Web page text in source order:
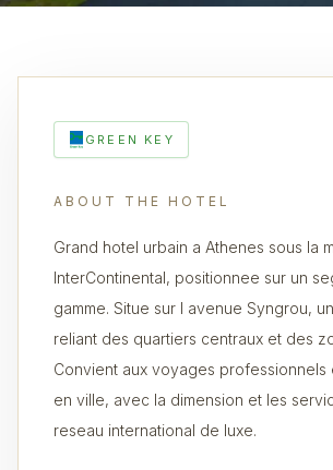
GREEN KEY
ABOUT THE HOTEL
Grand hotel urbain a Athenes sous la
InterContinental, positionnee sur un
gamme. Situe sur l avenue Syngrou,
reliant des quartiers centraux et des
Convient aux voyages professionnels
en ville, avec la dimension et les
reseau international de luxe.